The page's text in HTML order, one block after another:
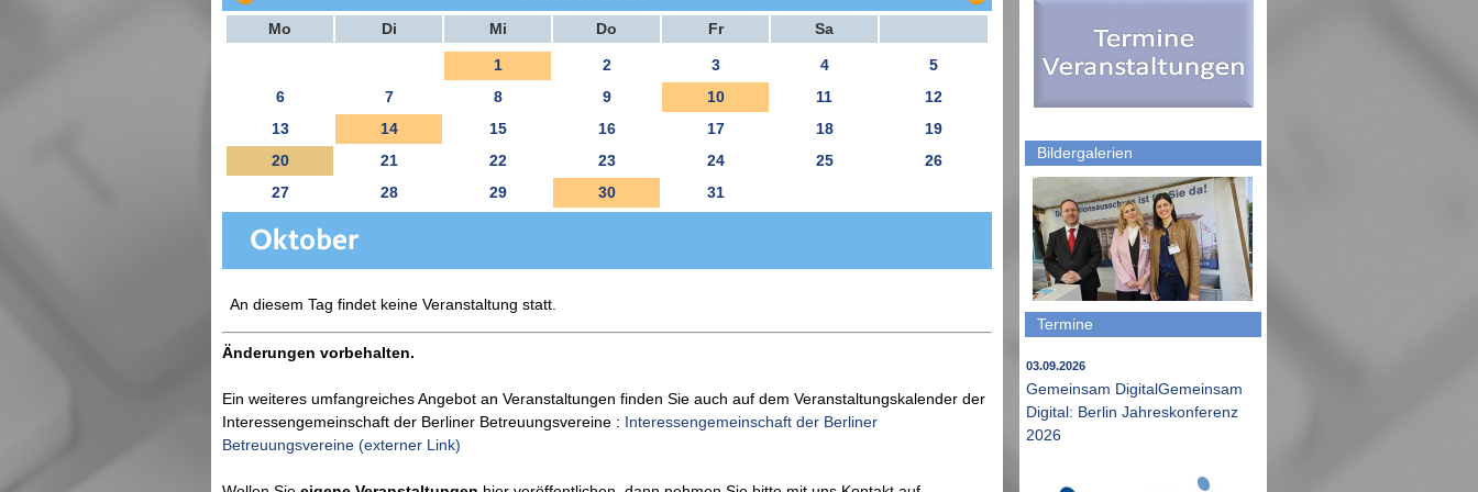
Mo Di Mi Do Fr Sa
1 2 3 4
5
6
7 8 9 10 11
12
13
14 15 16 17 18
19
20
21 22 23 24 25
26
27
28 29 30 31
An diesem Tag findet keine Veranstaltung statt.
Änderungen vorbehalten.
Ein weiteres umfangreiches Angebot an Veranstaltungen finden Sie auch auf dem Veranstaltungskalender der
Interessengemeinschaft der Berliner Betreuungsvereine : Interessengemeinschaft der Berliner
Betreuungsvereine (externer Link)
Bildergalerien
Termine
03.09.2026
Gemeinsam DigitalGemeinsam
Digital: Berlin Jahreskonferenz
2026